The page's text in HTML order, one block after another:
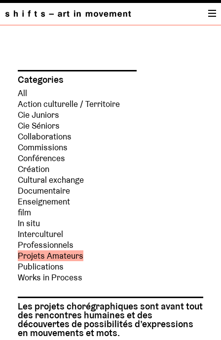
Categories
All
Action culturelle / Territoire
Cie Juniors
Cie Séniors
Collaborations
Commissions
Conférences
Création
Cultural exchange
Documentaire
Enseignement
film
In situ
Interculturel
Professionnels
Projets Amateurs
Publications
Works in Process
Les projets chorégraphiques sont avant tout
des rencontres humaines et des
découvertes de possibilités d’expressions
en mouvements et mots.